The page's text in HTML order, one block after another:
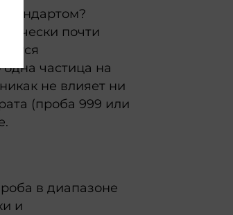
почти
частица на
не влияет ни
(проба 999 или
в диапазоне
и